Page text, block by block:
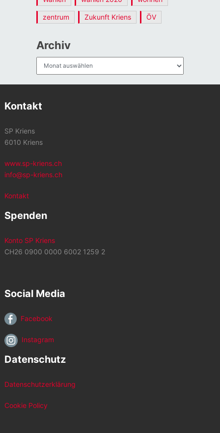
zentrum Zukunft Kriens ÖV
Archiv
Kontakt
SP Kriens
6010 Kriens
www.sp-kriens.ch
info@sp-kriens.ch
Kontakt
Spenden
Konto SP Kriens
CH26 0900 0000 6002 1259 2
Social Media
Facebook
Instagram
Datenschutz
Datenschutzerklärung
Cookie Policy